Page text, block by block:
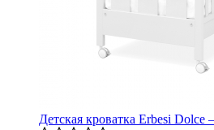
Детская кроватка Erbesi